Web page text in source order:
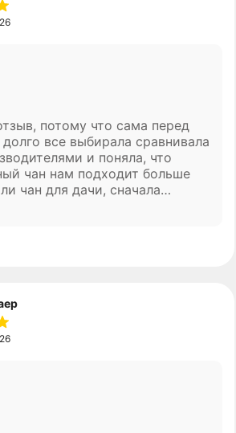
потому что сама перед
все выбирала сравнивала
и поняла, что
чан нам подходит больше
чан для дачи, сначала
пройдет с доставкой, но
обещанные сроки, заранее
разгрузили. сам чан
дерево аккуратно
с мужем и детьми. если
раз попробуем и будет
наоборот)) теперь почти
37, офис 107